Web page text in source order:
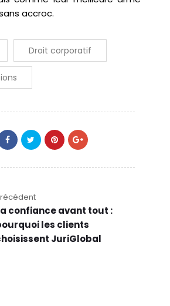
accroc.
Droit corporatif
confiance avant tout :
les clients
JuriGlobal